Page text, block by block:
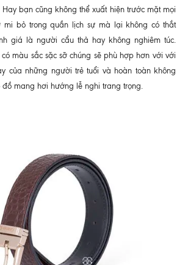
bạn cũng không thể xuất hiện trước mặt mọi
mi bỏ trong quần lịch sự mà lại không có thắt
giá là người cẩu thả hay không nghiêm túc.
màu sắc sặc sỡ chúng sẽ phù hợp hơn với với
của những người trẻ tuổi và hoàn toàn không
mang hơi hướng lễ nghi trang trọng.